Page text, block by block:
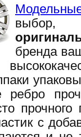
выбор,
бренда
ребро
с